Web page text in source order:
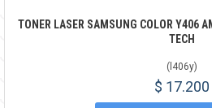
TONER LASER SAMSUNG COLOR Y406
TECH
( l406y)
$ 17.200